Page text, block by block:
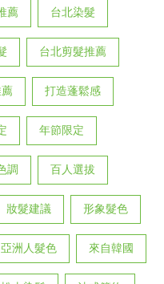
薦 台北染髮
台北剪髮推薦
打造蓬鬆感
年節限定
調 百人選拔
妝髮建議 形象髮色
亞洲人髮色 來自韓國